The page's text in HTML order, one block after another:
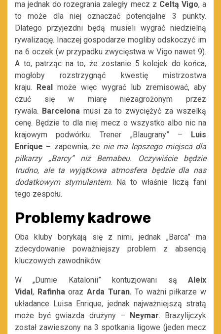
ma jednak do rozegrania zaległy mecz z Celtą Vigo, a
to może dla niej oznaczać potencjalne 3 punkty.
Dlatego przyjezdni będą musieli wygrać niedzielną
rywalizację. Inaczej gospodarze mogliby odskoczyć im
na 6 oczek (w przypadku zwycięstwa w Vigo nawet 9).
A to, patrząc na to, że zostanie 5 kolejek do końca,
mogłoby rozstrzygnąć kwestię mistrzostwa
kraju.
Realmoże więc wygrać lub zremisować, aby
czuć się w miarę niezagrożonym przez
rywala. Barcelona musi za to zwyciężyć za wszelką
cenę. Będzie to dla niej mecz o wszystko albo nic na
krajowym podwórku. Trener „Blaugrany” –
Luis
Enrique – zapewnia, że nie ma lepszego miejsca dla
piłkarzy „Barcy” niż Bernabeu. Oczywiście będzie
trudno, ale ta wyjątkowa atmosfera będzie dla nas
dodatkowym stymulantem. Na to właśnie liczą fani
tego zespołu.
Problemy kadrowe
Oba kluby borykają się z nimi, jednak „Barca” ma
zdecydowanie poważniejszy problem z absencją
kluczowych zawodników.
W „Dumie Katalonii” kontuzjowani są Aleix
Vidal , Rafinhaoraz Arda Turan.To ważni piłkarze w
układance Luisa Enrique, jednak najważniejszą stratą
może być gwiazda drużyny –
Neymar. Brazylijczyk
został zawieszony na 3 spotkania ligowe (jeden mecz